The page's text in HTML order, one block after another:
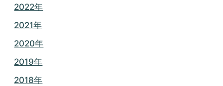
2022年
2021年
2020年
2019年
2018年